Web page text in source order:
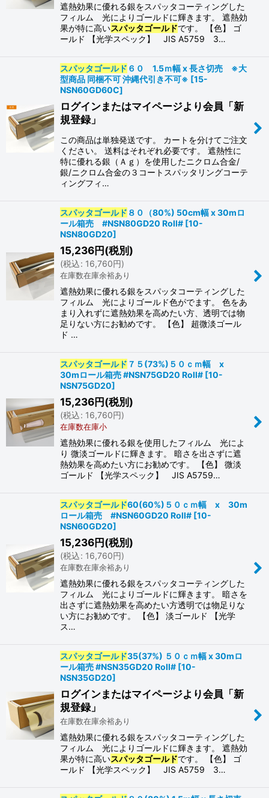
遮熱効果に優れる銀をスパッタコーティングした
フィルム 光によりゴールドに輝きます。 遮熱効
果が特に高いスパッタゴールドです。 【色】 ゴ
ールド 【光学スペック】 JIS A5759 3…
スパッタゴールド ６０ 1.5ｍ幅 x 長さ切売 ※大
型商品 同梱不可 沖縄代引き不可※ [15-
NSN60GD60C]
ログインまたはマイページより会員「新
規登録」
この商品は単独発送です。 カートを分けてご注文
ください。 送料はそれぞれ必要です。 遮熱性に
特に優れる銀（Ａｇ）を使用したニクロム合金/
銀/ニクロム合金の３コートスパッタリングコーテ
ィングフィ…
スパッタゴールド ８０（80%) 50cm幅 x 30mロ
ール箱売 #NSN80GD20 Roll# [10-
NSN80GD20]
15,236円(税別)
(税込: 16,760円)
在庫数在庫余裕あり
遮熱効果に優れる銀をスパッタコーティングした
フィルム 光によりゴールド色がでます。 色をあ
まり入れずに遮熱効果を高めたい方、透明では物
足りない方にお勧めです。 【色】 超微淡ゴール
ド …
スパッタゴールド ７５(73%)５０ｃｍ幅 x
30mロール箱売 #NSN75GD20 Roll# [10-
NSN75GD20]
15,236円(税別)
(税込: 16,760円)
在庫数在庫小
遮熱効果に優れる銀を使用したフィルム 光によ
り 微淡ゴールドに輝きます。 暗さを出さずに遮
熱効果を高めたい方にお勧めです。 【色】 微淡
ゴールド 【光学スペック】 JIS A5759…
スパッタゴールド60(60%)５０ｃｍ幅 x 30m
ロール箱売 #NSN60GD20 Roll# [10-
NSN60GD20]
15,236円(税別)
(税込: 16,760円)
在庫数在庫余裕あり
遮熱効果に優れる銀をスパッタコーティングした
フィルム 光によりゴールドに輝きます。 暗さを
出さずに遮熱効果を高めたい方透明では物足りな
い方にお勧めです。 【色】 淡ゴールド 【光学
ス…
スパッタゴールド35(37%) ５０ｃｍ幅 x 30mロ
ール箱売 #NSN35GD20 Roll# [10-
NSN35GD20]
ログインまたはマイページより会員「新
規登録」
在庫数在庫余裕あり
遮熱効果に優れる銀をスパッタコーティングした
フィルム 光によりゴールドに輝きます。 遮熱効
果が特に高いスパッタゴールドです。 【色】 ゴ
ールド 【光学スペック】 JIS A5759 3…